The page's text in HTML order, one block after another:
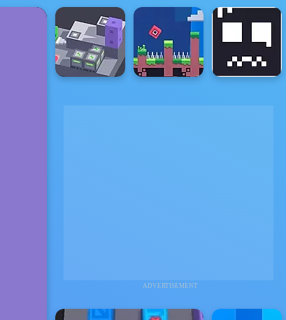
ADVERTISEMENT